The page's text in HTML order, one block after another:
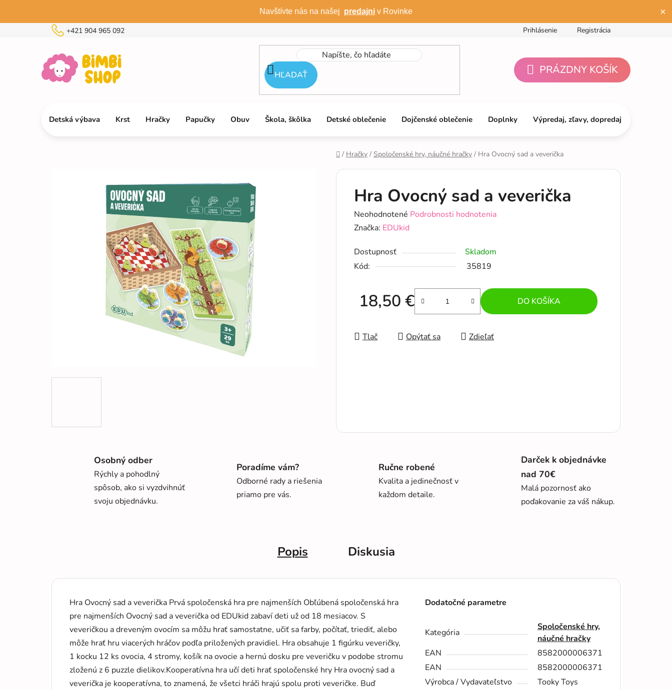
Navštívte nás na našej predajni v Rovinke ×
+421 904 965 092 Prihlásenie Registrácia
HĽADAŤ
NÁKUPNÝ
PRÁZDNY KOŠÍK
Detská výbava Krst Hračky Papučky Obuv Škola, škôlka Detské oblečenie Dojčenské oblečenie Doplnky Výpredaj, zľavy, dopredaj
/ Hračky / Spoločenské hry, náučné hračky / Hra Ovocný sad a veverička
Hra Ovocný sad a veverička
Priemerné
hodnotenie
je
0,0
hviezdičiek.
Neohodnotené Podrobnosti hodnotenia
Značka: EDUkid
Dostupnosť
Skladom
Kód:
35819
18,50 €
Jednotková cena:
DO KOŠÍKA
Tlač Opýtať sa Zdieľať
Osobný odber
Rýchly a pohodlný
spôsob, ako si vyzdvihnúť
svoju objednávku.
Poradíme vám?
Odborné rady a riešenia
priamo pre vás.
Ručne robené
Kvalita a jedinečnosť v
každom detaile.
Darček k objednávke
nad 70€
Malá pozornosť ako
poďakovanie za váš nákup.
Popis Diskusia
Hra Ovocný sad a veverička Prvá spoločenská hra pre najmenších Obľúbená spoločenská hra
pre najmenších Ovocný sad a veverička od EDUkid zabaví deti už od 18 mesiacov. S
veveričkou a dreveným ovocím sa môžu hrať samostatne, učiť sa farby, počítať, triediť, alebo
môže hrať hru viacerých hráčov podľa priložených pravidiel. Hra obsahuje 1 figúrku veveričky,
1 kocku 12 ks ovocia, 4 stromy, košík na ovocie a hernú dosku pre veveričku v podobe stromu
zloženú z 6 puzzle dielikov.Kooperatívna hra učí deti hrať spoločenské hry Hra ovocný sad a
veverička je kooperatívna, to znamená, že všetci hráči hrajú spolu proti veveričke. Buď
Dodatočné parametre
Kategória
Spoločenské hry,
náučné hračky
EAN
8582000006371
EAN
8582000006371
Výrobca / Vydavateľstvo
Tooky Toys